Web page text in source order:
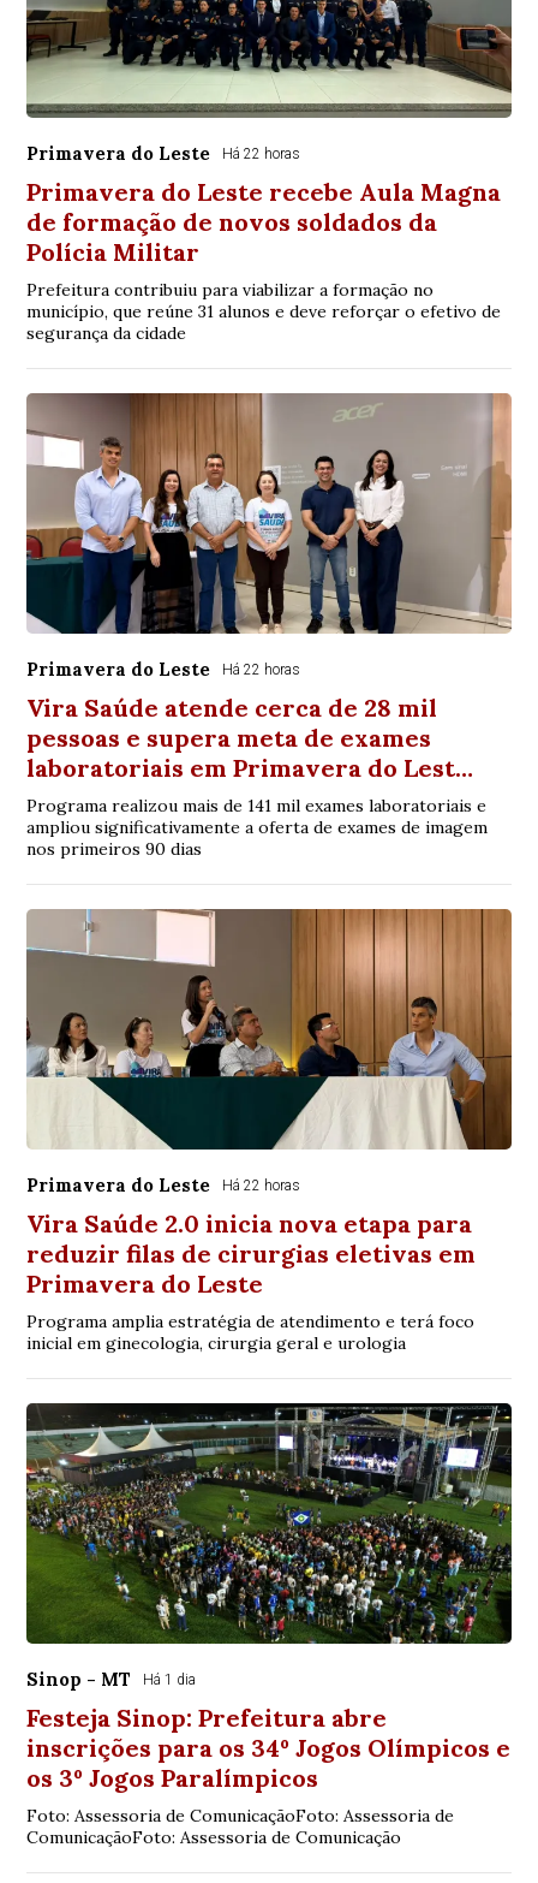
Primavera do Leste Há 22 horas
Primavera do Leste recebe Aula Magna
de formação de novos soldados da
Polícia Militar
Prefeitura contribuiu para viabilizar a formação no
município, que reúne 31 alunos e deve reforçar o efetivo de
segurança da cidade
Primavera do Leste Há 22 horas
Vira Saúde atende cerca de 28 mil
pessoas e supera meta de exames
laboratoriais em Primavera do Lest…
Programa realizou mais de 141 mil exames laboratoriais e
ampliou significativamente a oferta de exames de imagem
nos primeiros 90 dias
Primavera do Leste Há 22 horas
Vira Saúde 2.0 inicia nova etapa para
reduzir filas de cirurgias eletivas em
Primavera do Leste
Programa amplia estratégia de atendimento e terá foco
inicial em ginecologia, cirurgia geral e urologia
Sinop - MT Há 1 dia
Festeja Sinop: Prefeitura abre
inscrições para os 34º Jogos Olímpicos e
os 3º Jogos Paralímpicos
Foto: Assessoria de ComunicaçãoFoto: Assessoria de
ComunicaçãoFoto: Assessoria de Comunicação